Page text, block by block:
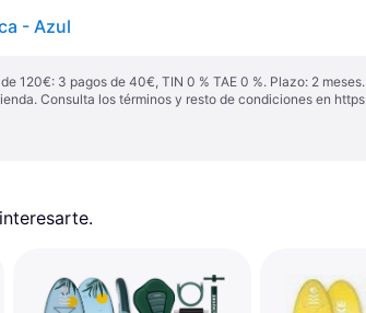
- Azul
120€: 3 pagos de 40€, TIN 0 % TAE 0 %. Plazo: 2
Consulta los términos y resto de condiciones en